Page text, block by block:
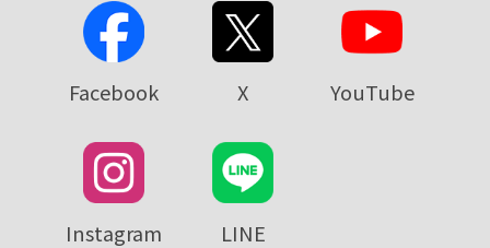
Facebook X YouTube
Instagram LINE